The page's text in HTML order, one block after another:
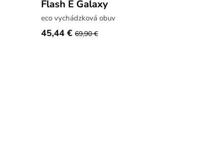
Flash E Galaxy
eco vychádzková obuv
45,44 € 69,90 €